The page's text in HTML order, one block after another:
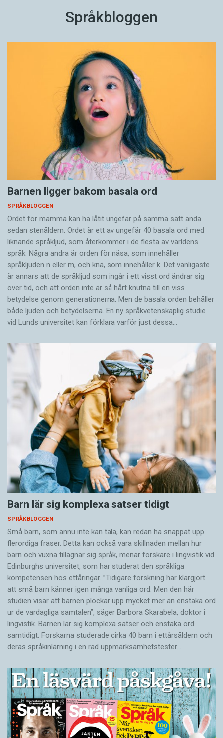
Språkbloggen
Barnen ligger bakom basala ord
SPRÅKBLOGGEN
Ordet för mamma kan ha låtit ungefär på samma sätt ända
sedan stenåldern. Ordet är ett av ungefär 40 basala ord med
liknande språkljud, som återkommer i de flesta av världens
språk. Några andra är orden för näsa, som innehåller
språkljuden n eller m, och knä, som innehåller k. Det vanligaste
är annars att de språkljud som ingår i ett visst ord ändrar sig
över tid, och att orden inte är så hårt knutna till en viss
betydelse genom generationerna. Men de basala orden behåller
både ljuden och betydelserna. En ny språkvetenskaplig studie
vid Lunds universitet kan förklara varför just dessa…
Barn lär sig komplexa satser tidigt
SPRÅKBLOGGEN
Små barn, som ännu inte kan tala, kan redan ha snappat upp
flerordiga fraser. Detta kan också vara skillnaden mellan hur
barn och vuxna tillägnar sig språk, menar forskare i lingvistik vid
Edinburghs universitet, som har studerat den språkliga
kompetensen hos ettåringar. ”Tidigare forskning har klargjort
att små barn känner igen många vanliga ord. Men den här
studien visar att barnen plockar upp mycket mer än enstaka ord
ur de vardagliga samtalen”, säger Barbora Skarabela, doktor i
lingvistik. Barnen lär sig komplexa satser och enstaka ord
samtidigt. Forskarna studerade cirka 40 barn i ettårsåldern och
deras språkinlärning i en rad uppmärksamhetstester.…